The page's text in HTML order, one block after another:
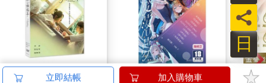
夏日的檸檬草 DVD
水平檔案-色・愛・
日
立即結帳 加入購物車
日
員